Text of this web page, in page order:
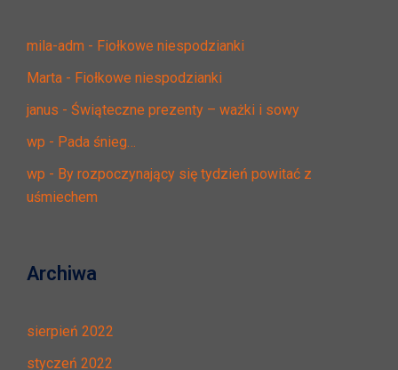
mila-adm - Fiołkowe niespodzianki
Marta - Fiołkowe niespodzianki
janus - Świąteczne prezenty – ważki i sowy
wp - Pada śnieg…
wp - By rozpoczynający się tydzień powitać z
uśmiechem
Archiwa
sierpień 2022
styczeń 2022